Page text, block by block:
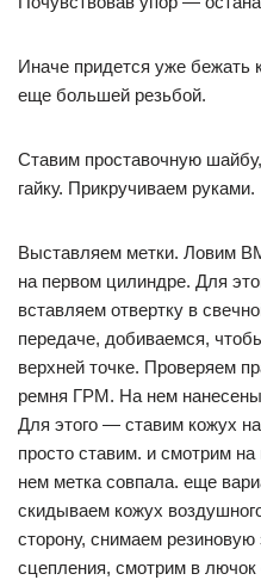
Иначе придется уже бежать
еще большей резьбой.
Ставим проставочную
гайку. Прикручиваем руками.
Выставляем метки. Ловим
на первом цилиндре. Для
вставляем отвертку в
передаче, добиваемся,
верхней точке. Проверяем
ремня ГРМ. На нем
Для этого — ставим кожух
просто ставим. и смотрим
нем метка совпала. еще
скидываем кожух
сторону, снимаем резиновую
сцепления, смотрим в лючок